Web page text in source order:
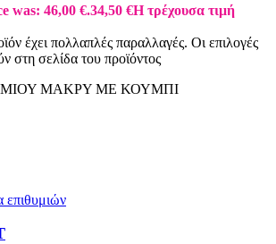
was: 46,00 €.34,50 €Η τρέχουσα τιμή
έχει πολλαπλές παραλλαγές. Οι επιλογές
στη σελίδα του προϊόντος
ΜΑΚΡΥ ΜΕ ΚΟΥΜΠΙ
επιθυμιών